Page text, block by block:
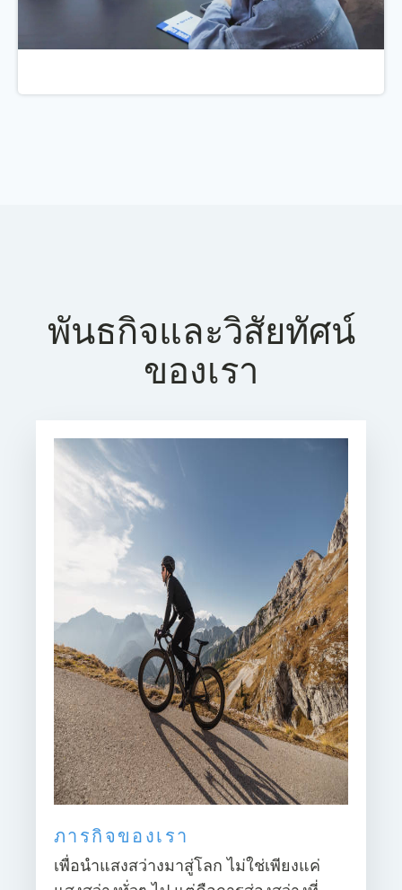
พันธกิจและวิสัยทัศน์
ของเรา
ภารกิจของเรา
เพื่อนำแสงสว่างมาสู่โลก ไม่ใช่เพียงแค่